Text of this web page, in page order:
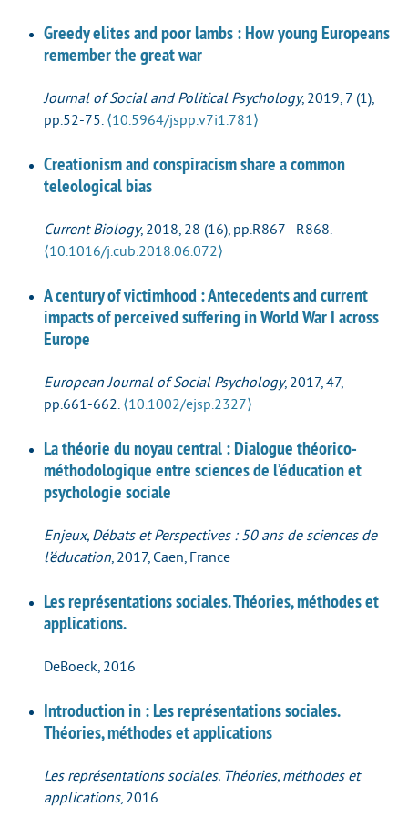
Greedy elites and poor lambs : How young Europeans
remember the great war
Journal of Social and Political Psychology, 2019, 7 (1),
pp.52-75. ⟨10.5964/jspp.v7i1.781⟩
Creationism and conspiracism share a common
teleological bias
Current Biology, 2018, 28 (16), pp.R867 - R868.
⟨10.1016/j.cub.2018.06.072⟩
A century of victimhood : Antecedents and current
impacts of perceived suffering in World War I across
Europe
European Journal of Social Psychology, 2017, 47,
pp.661-662. ⟨10.1002/ejsp.2327⟩
La théorie du noyau central : Dialogue théorico-
méthodologique entre sciences de l’éducation et
psychologie sociale
Enjeux, Débats et Perspectives : 50 ans de sciences de
l’éducation, 2017, Caen, France
Les représentations sociales. Théories, méthodes et
applications.
DeBoeck, 2016
Introduction in : Les représentations sociales.
Théories, méthodes et applications
Les représentations sociales. Théories, méthodes et
applications, 2016